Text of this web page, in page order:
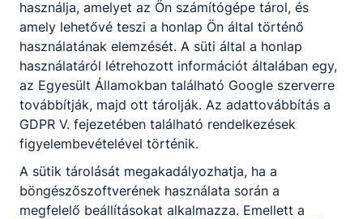
használja, amelyet az Ön számítógépe tárol, és
amely lehetővé teszi a honlap Ön által történő
használatának elemzését. A süti által a honlap
használatáról létrehozott információt általában egy,
az Egyesült Államokban található Google szerverre
továbbítják, majd ott tárolják. Az adattovábbítás a
GDPR V. fejezetében található rendelkezések
figyelembevételével történik.
A sütik tárolását megakadályozhatja, ha a
böngészőszoftverének használata során a
megfelelő beállításokat alkalmazza. Emellett a